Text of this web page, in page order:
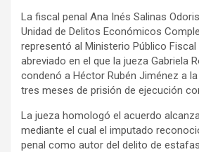
La fiscal penal Ana Inés Salinas
Unidad de Delitos Económicos
representó al Ministerio Público Fiscal
abreviado en el que la jueza Gabriela
condenó a Héctor Rubén Jiménez a
tres meses de prisión de ejecución
La jueza homologó el acuerdo
mediante el cual el imputado
penal como autor del delito de